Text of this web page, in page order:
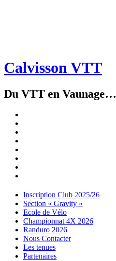
Calvisson VTT
Du VTT en Vaunage…
Menu
Widgets
Recherche
Aller
contenu
Inscription Club 2025/26
Section « Gravity »
Ecole de Vélo
Championnat 4X 2026
Randuro 2026
Nous Contacter
Les tenues
Partenaires